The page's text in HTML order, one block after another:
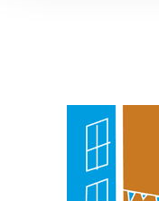
produktuak
Bazkide batzuek ez